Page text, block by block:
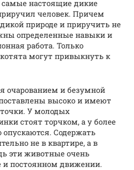
настоящие дикие
человек. Причем
природе и приручить не
определенные навыки и
работа. Только
могут привыкнуть к
очарованием и безумной
высоко и имеют
У молодых
стоят торчком, а у более
опускаются. Содержать
не в квартире, а в
эти животные очень
и постоянном движении.